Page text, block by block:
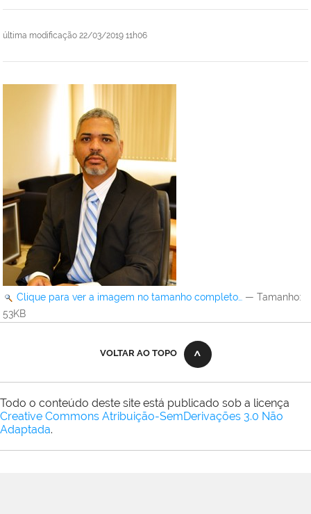
última modificação 22/03/2019 11h06
Clique para ver a imagem no tamanho completo… — Tamanho:
53KB
VOLTAR AO TOPO
Todo o conteúdo deste site está publicado sob a licença
Creative Commons Atribuição-SemDerivações 3.0 Não
Adaptada.